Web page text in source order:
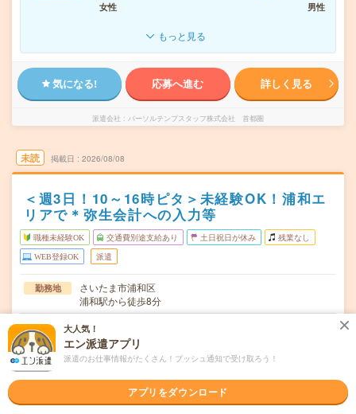
女性
男性
もっと見る
気になる! 応募へ進む 詳しく見る
派遣会社 パーソルテンプスタッフ株式会社 首都圏
未読 掲載日 2026/08/08
＜週3日！10～16時ピタ＞未経験OK！浦和エ
リアで＊弥生会計への入力等
職種未経験OK 交通費別途支給あり 土日祝日が休み 残業なし
WEB登録OK 派遣
勤務地
さいたま市浦和区
浦和駅から徒歩8分
曜日頻度 月・火・木 ※週3日勤務。※表記曜日は例です。
時間
10:00～16:00 ※休憩60分。9時～15時もあり。就業時間
は相談可能。
2026/08/24～長期 ※開始日はご相談可能です！ ※8月
～！
大人気！
エン派遣アプリ
派遣のお仕事情報がたくさん！プッシュ通知で受け取ろう！
アプリをダウンロード